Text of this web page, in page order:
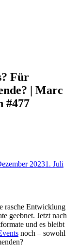
Für
| Marc
#477
20231. Juli
rasche Entwicklung
geebnet. Jetzt nach
und es bleibt
noch – sowohl